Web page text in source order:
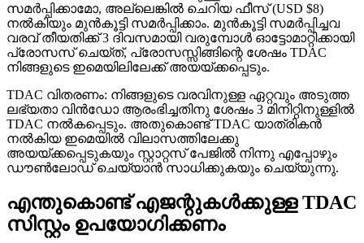
സമർപ്പിക്കാമോ, അല്ലെങ്കിൽ ചെറിയ ഫീസ് (USD $8)
നൽകിയും മുൻകൂട്ടി സമർപ്പിക്കാം. മുൻകൂട്ടി സമർപ്പിച്ചവ
വരവ് തീയതിക്ക് 3 ദിവസമായി വരുമ്പോൾ ഓട്ടോമാറ്റിക്കായി
പ്രോസസ് ചെയ്ത്, പ്രോസസ്സിങ്ങിന്റെ ശേഷം TDAC
നിങ്ങളുടെ ഇമെയിലിലേക്ക് അയയ്ക്കപ്പെടും.
TDAC വിതരണം: നിങ്ങളുടെ വരവിനുള്ള ഏറ്റവും അടുത്ത
ലഭ്യതാ വിൻഡോ ആരംഭിച്ചതിനു ശേഷം 3 മിനിറ്റിനുള്ളിൽ
TDAC നൽകപ്പെടും. അതുകൊണ്ട് TDAC യാത്രികൻ
നൽകിയ ഇമെയിൽ വിലാസത്തിലേക്കു
അയയ്ക്കപ്പെടുകയും സ്റ്റാറ്റസ് പേജിൽ നിന്നു എപ്പോഴും
ഡൗൺലോഡ് ചെയ്യാൻ സാധിക്കുകയും ചെയ്യുന്നു.
എന്തുകൊണ്ട് എജന്റുകൾക്കുള്ള TDAC
സിസ്റ്റം ഉപയോഗിക്കണം